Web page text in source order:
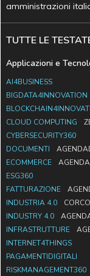
amministrazioni
TUTTE LE
Applicazioni e
AI4BUSINESS
BIGDATA4INNOVATION
CLOUD COMPUTING
CYBERSECURITY360
DOCUMENTI
ECOMMERCE
ESG360
FATTURAZIONE
INDUSTRIA 4.0
INDUSTRY 4.0
INFRASTRUTTURE
INTERNET4THINGS
PAGAMENTIDIGITALI
RISKMANAGEMENT360